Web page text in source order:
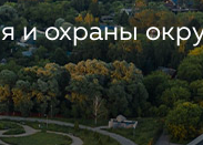
и охраны